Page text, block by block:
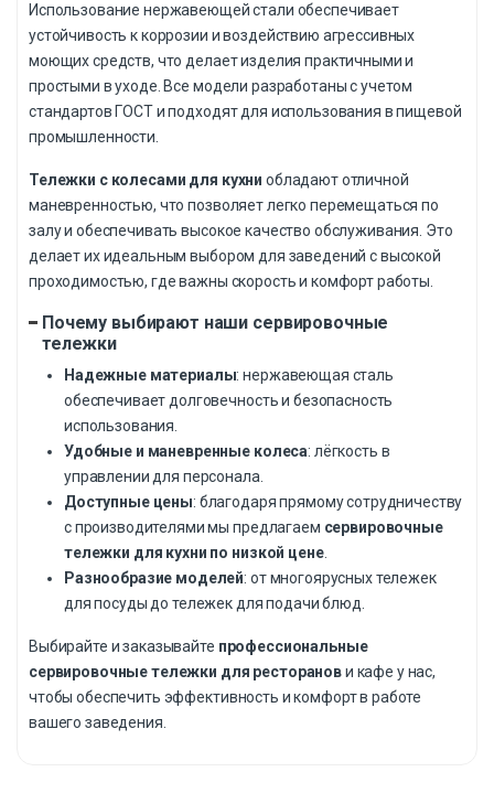
Использование нержавеющей стали обеспечивает
устойчивость к коррозии и воздействию агрессивных
моющих средств, что делает изделия практичными и
простыми в уходе. Все модели разработаны с учетом
стандартов ГОСТ и подходят для использования в пищевой
промышленности.
Тележки с колесами для кухни обладают отличной
маневренностью, что позволяет легко перемещаться по
залу и обеспечивать высокое качество обслуживания. Это
делает их идеальным выбором для заведений с высокой
проходимостью, где важны скорость и комфорт работы.
Почему выбирают наши сервировочные
тележки
Надежные материалы: нержавеющая сталь
обеспечивает долговечность и безопасность
использования.
Удобные и маневренные колеса: лёгкость в
управлении для персонала.
Доступные цены: благодаря прямому сотрудничеству
с производителями мы предлагаем сервировочные
тележки для кухни по низкой цене.
Разнообразие моделей: от многоярусных тележек
для посуды до тележек для подачи блюд.
Выбирайте и заказывайте профессиональные
сервировочные тележки для ресторанови кафе у нас,
чтобы обеспечить эффективность и комфорт в работе
вашего заведения.